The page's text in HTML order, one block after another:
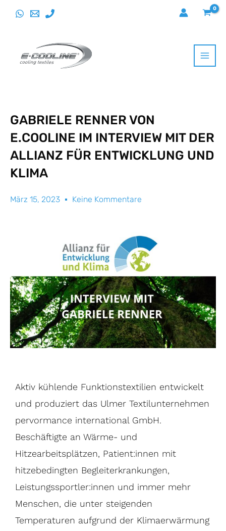
GABRIELE RENNER VON
E.COOLINE IM INTERVIEW MIT DER
ALLIANZ FÜR ENTWICKLUNG UND
KLIMA
März 15, 2023 Keine Kommentare
Aktiv kühlende Funktionstextilien entwickelt
und produziert das Ulmer Textilunternehmen
pervormance international GmbH.
Beschäftigte an Wärme- und
Hitzearbeitsplätzen, Patient:innen mit
hitzebedingten Begleiterkrankungen,
Leistungssportler:innen und immer mehr
Menschen, die unter steigenden
Temperaturen aufgrund der Klimaerwärmung